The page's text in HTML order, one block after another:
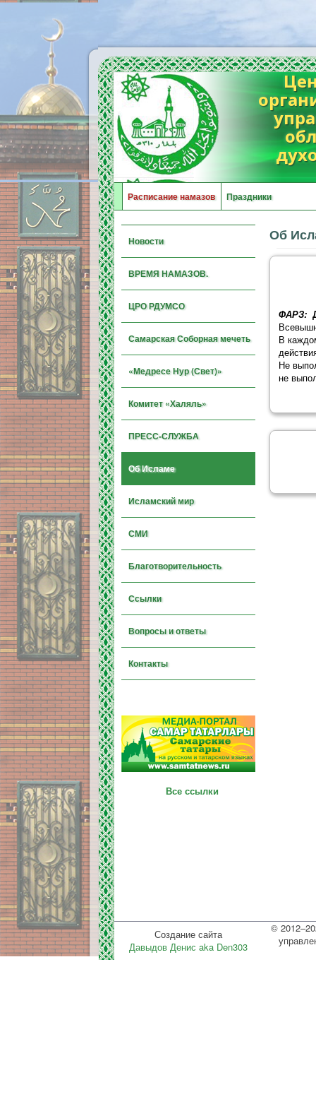
Расписание намазов Праздники
Новости
ВРЕМЯ НАМАЗОВ.
ЦРО РДУМСО
Самарская Соборная мечеть
«Медресе Нур (Свет)»
Комитет «Халяль»
ПРЕСС-СЛУЖБА
Об Исламе
Исламский мир
СМИ
Благотворительность
Ссылки
Вопросы и ответы
Контакты
Все ссылки
Об
ФАРЗ:
В
Не
не
Создание сайта
Давыдов Денис aka Den303
©